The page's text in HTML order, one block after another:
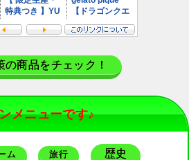
商品をチェック！
メニューです♪
ム 旅行 歴史